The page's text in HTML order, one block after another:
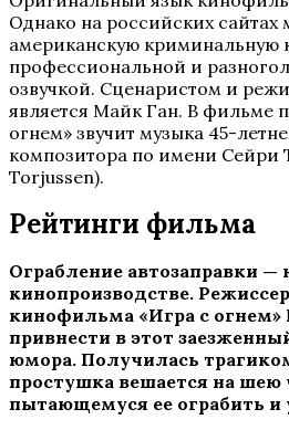
Однако на российских сайтах
американскую криминальную
профессиональной и
озвучкой. Сценаристом и
является Майк Ган. В фильме
огнем» звучит музыка 45-
композитора по имени Сейри
Torjussen).
Рейтинги фильма
Ограбление автозаправки —
кинопроизводстве.
кинофильма «Игра с огнем»
привнести в этот
юмора. Получилась
простушка вешается на шею
пытающемуся ее ограбить и